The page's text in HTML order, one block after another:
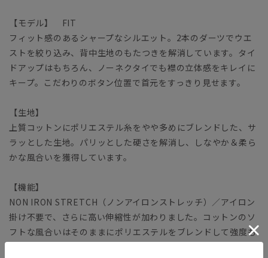
【モデル】 FIT
フィット感のあるシャープなシルエット。2本のダーツでウエ
ストを絞り込み、背中生地のもたつきを解消しています。タイ
ドアップはもちろん、ノーネクタイでも襟の立体感をキレイに
キープ。こだわりのボタン位置で首元をすっきり見せます。
【生地】
上質コットンにポリエステル糸をやや多めにブレンドした、サ
ラッとした生地。パリッとした硬さを解消し、しなやか＆柔ら
かな風合いを獲得しています。
【機能】
NON IRON STRETCH（ノンアイロンストレッチ）／アイロン
掛け不要で、さらに高い伸縮性が加わりました。コットンのソ
フトな風合いはそのままにポリエステルをブレンドして強度も